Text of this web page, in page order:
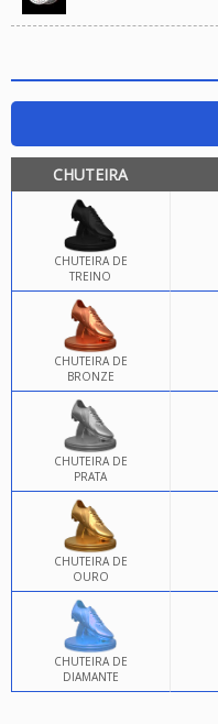
CHUTEIRA
CHUTEIRA DE
TREINO
CHUTEIRA DE
BRONZE
CHUTEIRA DE
PRATA
CHUTEIRA DE
OURO
CHUTEIRA DE
DIAMANTE